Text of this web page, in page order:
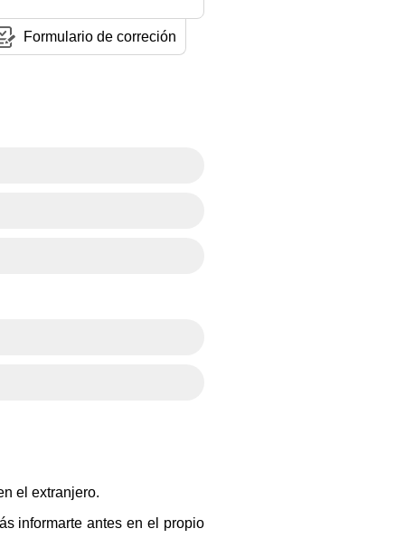
Formulario de correción
el extranjero.
informarte antes en el propio